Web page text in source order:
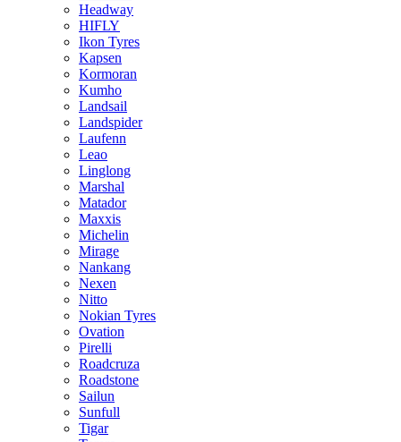
Headway
HIFLY
Ikon Tyres
Kapsen
Kormoran
Kumho
Landsail
Landspider
Laufenn
Leao
Linglong
Marshal
Matador
Maxxis
Michelin
Mirage
Nankang
Nexen
Nitto
Nokian Tyres
Ovation
Pirelli
Roadcruza
Roadstone
Sailun
Sunfull
Tigar